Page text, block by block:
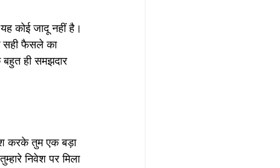
कोई जादू नहीं है।
सही फैसले का
ही समझदार
करके तुम एक बड़ा
निवेश पर मिला